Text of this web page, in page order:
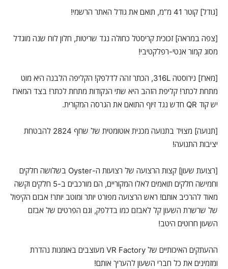
[גודל] קוטר 41 מ”מ, תואם את גודל האתר הרשמי!
[צפה במראה] זכוכית קריסטל כחולה נגד שריטות, חלון לוח שנה מוגדל
מסוג קמור אנטי-רפלקטיבי!
[מארז] נירוסטה 316L, הכתר זהה לדלפק! הקליפה הלבנה היא מוט
מתחת לכתר! קליפת הזהב היא שתי הנקודות מתחת לכתר! בצד המארז
יש קוד QR חדש נגד זיוף התואם את הגרסה המקורית.
[תנועה] מצויד בתנועה מכנית אוטומטית של שחף 2824 להבטחת
יציבות התנועה!
[רצועת שעון] קצות הרצועה של רצועות ה-Oyster בשלושה חלקים
וחמישה חלקים תואמים לאלו המקוריים, הם מורכבים ב-5 חלקים וקשה
מאוד להרכיב אותם! ראש הרצועה מפורט יותר ומוטב יותר! אבזם הקיפול
של שרשרת השעון קל לאבזם כמו בדלפק, וגם הפרטים של אבזם
השעון חרוטים היטב!
ההעתקים האיכותיים של VR Factory מעוצבים באומנות נהדרת
ומזמינים את כל חברי השעון להעריך אותם!